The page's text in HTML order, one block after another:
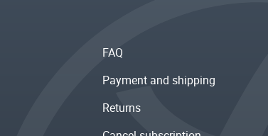
FAQ
Payment and shipping
Returns